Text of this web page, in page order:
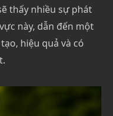
thấy nhiều sự phát
này, dẫn đến một
hiệu quả và có